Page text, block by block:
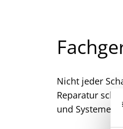
Nicht jeder
Reparatur
und Systeme